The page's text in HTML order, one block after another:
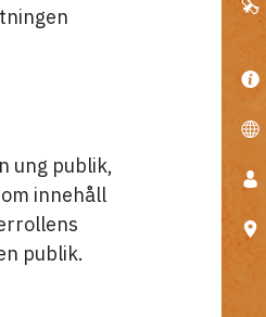
ung publik,
innehåll
publik.